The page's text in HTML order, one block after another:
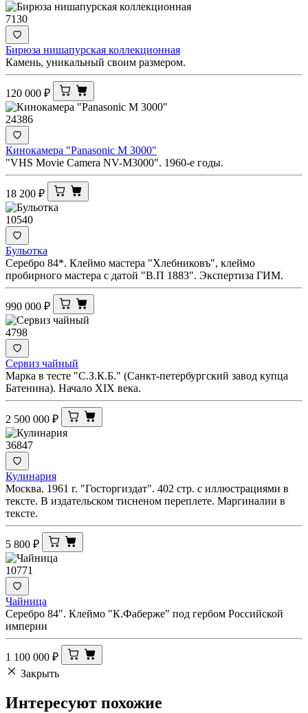
7130
Бирюза нишапурская коллекционная
Камень, уникальный своим размером.
120 000 ₽
24386
Кинокамера "Panasonic M 3000"
"VHS Movie Camera NV-M3000". 1960-е годы.
18 200 ₽
10540
Бульотка
Серебро 84*. Клеймо мастера "Хлебниковъ", клеймо
пробирного мастера с датой "В.П 1883". Экспертиза ГИМ.
990 000 ₽
4798
Сервиз чайный
Марка в тесте "С.З.К.Б." (Санкт-петербургский завод купца
Батенина). Начало XIX века.
2 500 000 ₽
36847
Кулинария
Москва. 1961 г. "Госторгиздат". 402 стр. с иллюстрациями в
тексте. В издательском тисненом переплете. Маргиналии в
тексте.
5 800 ₽
10771
Чайница
Серебро 84". Клеймо "К.Фаберже" под гербом Российской
империи
1 100 000 ₽
Закрыть
Интересуют похожие